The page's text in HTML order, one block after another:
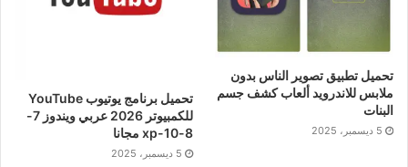
تحميل تطبيق تصوير الناس بدون
ملابس للاندرويد ألعاب كشف جسم
البنات
5 ديسمبر، 2025
تحميل برنامج يوتيوب YouTube
للكمبيوتر 2026 عربي ويندوز 7-
8-10-xp مجانا
5 ديسمبر، 2025